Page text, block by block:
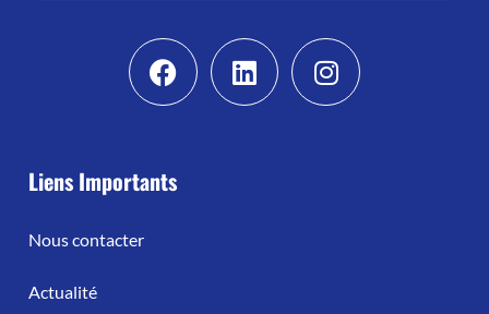
Liens Importants
Nous contacter
Actualité